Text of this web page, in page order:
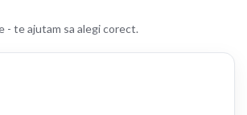
- te ajutam sa alegi corect.